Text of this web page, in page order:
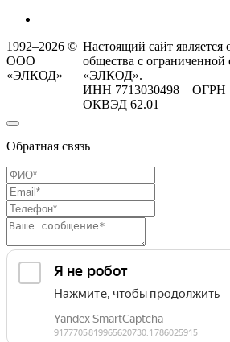
1992–2026 ©
ООО
«ЭЛКОД»
Настоящий сайт
общества с ограниченной
«ЭЛКОД».
ИНН 7713030498 ОГРН
ОКВЭД 62.01
Обратная связь